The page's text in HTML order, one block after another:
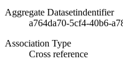
Aggregate Datasetindentifier
a764da70-5cf4-40b6-
Association Type
Cross reference